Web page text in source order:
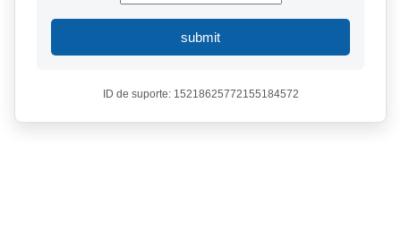
submit
ID de suporte: 15218625772155184572